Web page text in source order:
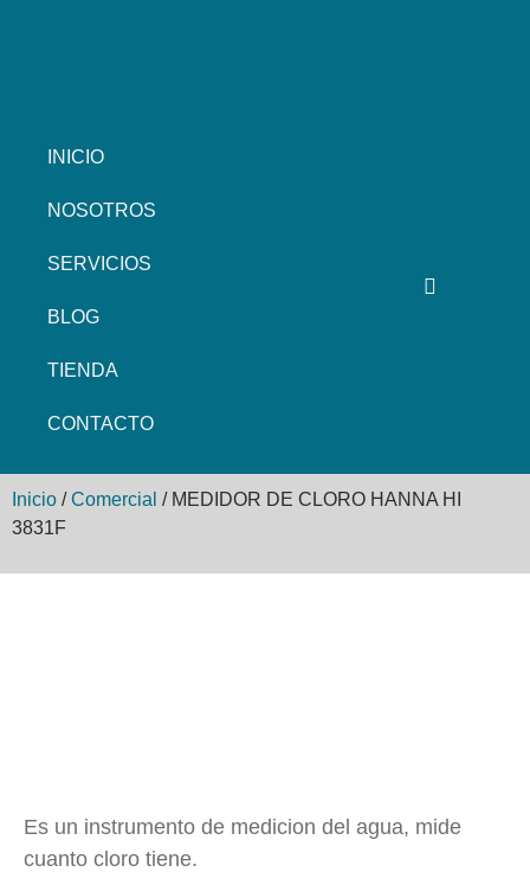
INICIO
NOSOTROS
SERVICIOS
BLOG
TIENDA
CONTACTO
Inicio /Comercial / MEDIDOR DE CLORO HANNA HI
3831F
Es un instrumento de medicion del agua, mide
cuanto cloro tiene.